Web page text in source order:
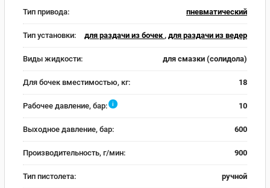
Тип привода:
пневматический
Тип установки: для раздачи из бочек , для раздачи из ведер
Виды жидкости: для смазки (солидола)
Для бочек вместимостью, кг: 18
Рабочее давление, бар: i 10
Выходное давление, бар: 600
Производительность, г/мин: 900
Тип пистолета: ручной